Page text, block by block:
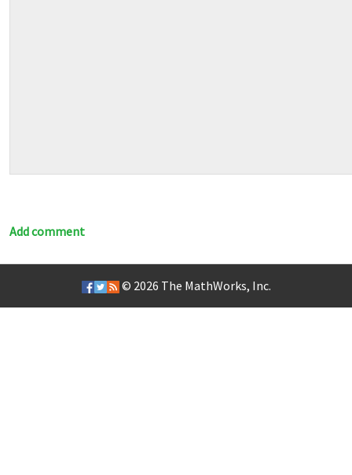
Add comment
© 2026 The MathWorks, Inc.